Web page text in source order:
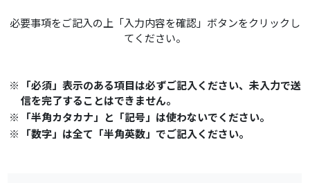
必要事項をご記入の上「入力内容を確認」ボタンをクリックし
てください。
※
「必須」表示のある項目は必ずご記入ください、未入力で送
信を完了することはできません。
※
「半角カタカナ」と「記号」は使わないでください。
※
「数字」は全て「半角英数」でご記入ください。